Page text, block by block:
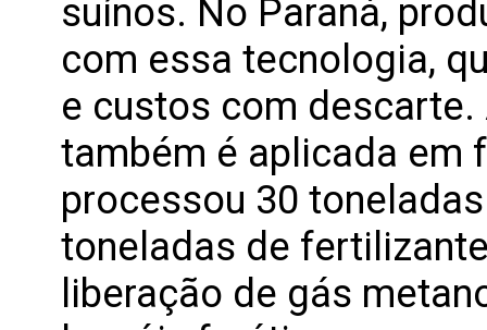
suínos. No Paraná,
com essa tecnologia,
e custos com
também é aplicada em
processou 30
toneladas de
liberação de gás